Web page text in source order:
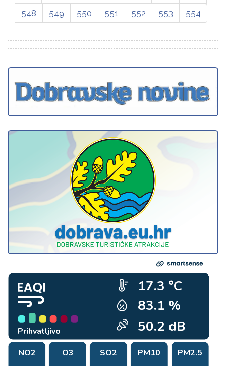
548
549 550 551 552 553 554